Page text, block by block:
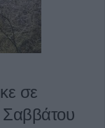
σε
Σαββάτου